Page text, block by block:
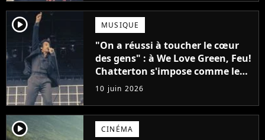
player2 MUSIQUE
"On a réussi à toucher le cœur
des gens" : à We Love Green, Feu!
Chatterton s'impose comme le
groupe rock français de sa
génération
10 juin 2026
player2 CINÉMA